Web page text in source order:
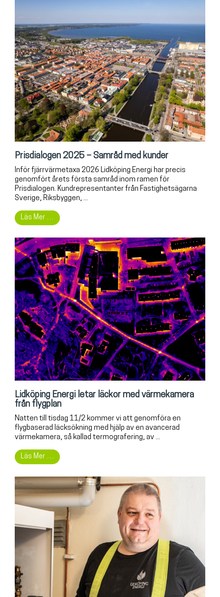
Prisdialogen 2025 – Samråd med kunder
Inför fjärrvärmetaxa 2026 Lidköping Energi har precis
genomfört årets första samråd inom ramen för
Prisdialogen. Kundrepresentanter från Fastighetsägarna
Sverige, Riksbyggen, ...
Läs Mer …
Lidköping Energi letar läckor med värmekamera
från flygplan
Natten till tisdag 11/2 kommer vi att genomföra en
flygbaserad läcksökning med hjälp av en avancerad
värmekamera, så kallad termografering, av ...
Läs Mer …